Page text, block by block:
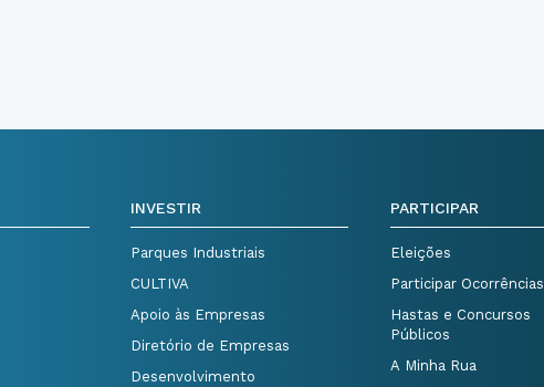
INVESTIR
Parques Industriais
CULTIVA
Apoio às Empresas
Diretório de Empresas
Desenvolvimento
PARTICIPAR
Eleições
Participar Ocorrências
Hastas e Concursos
Públicos
A Minha Rua